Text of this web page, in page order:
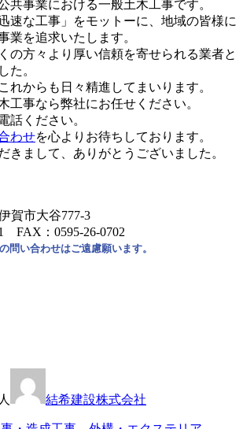
共事業における一般土木工事です。
速な工事」をモットーに、地域の皆様に
業を追求いたします。
の方々より厚い信頼を寄せられる業者と
た。
れからも日々精進してまいります。
工事なら弊社にお任せください。
話ください。
わせを心よりお待ちしております。
きまして、ありがとうございました。
賀市大谷777-3
FAX：0595-26-0702
問い合わせはご遠慮願います。
結希建設株式会社